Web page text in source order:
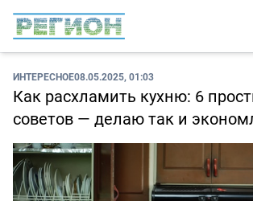
ИНТЕРЕСНОЕ08.05.2025, 01:03
Как расхламить кухню: 6
советов — делаю так и